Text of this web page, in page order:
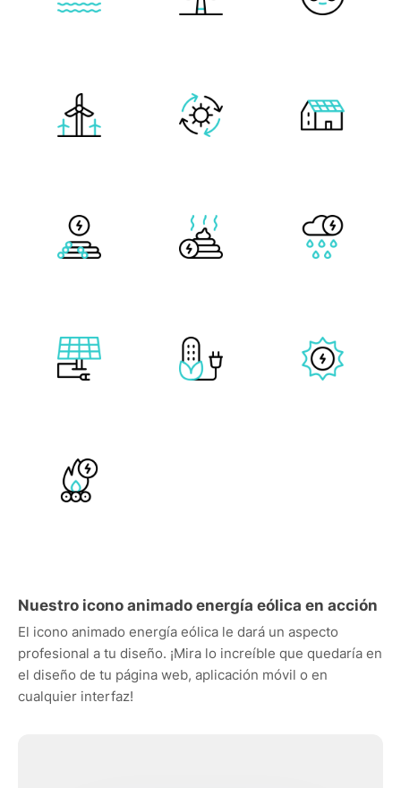
Nuestro icono animado energía eólica en acción
El icono animado energía eólica le dará un aspecto
profesional a tu diseño. ¡Mira lo increíble que quedaría en
el diseño de tu página web, aplicación móvil o en
cualquier interfaz!